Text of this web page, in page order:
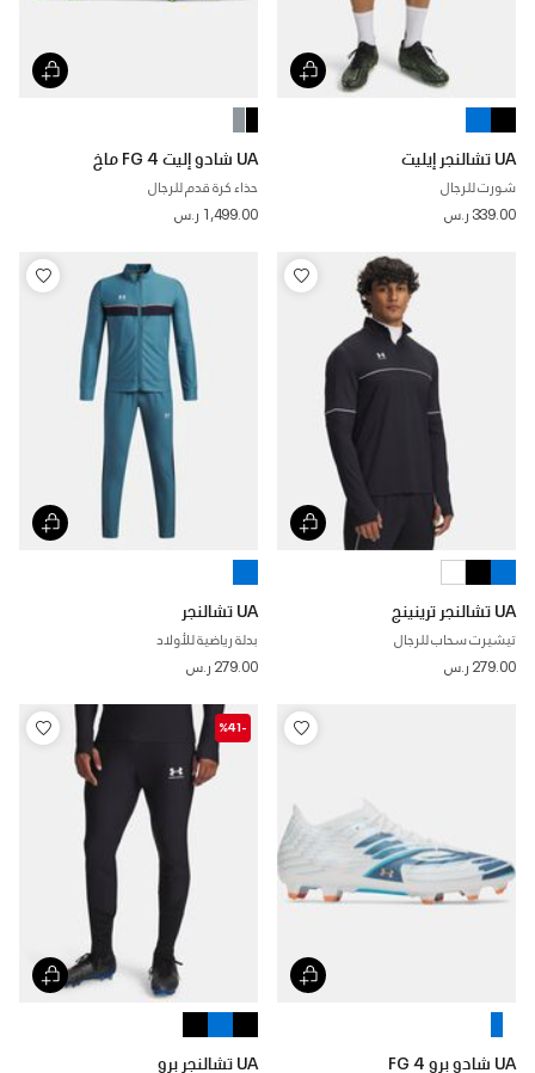
UA تشالنجر إيليت
شورت للرجال
339.00 ر.س
UA شادو إليت 4 FG ماخ
حذاء كرة قدم للرجال
1,499.00 ر.س
UA تشالنجر ترينينج
تيشيرت سحاب للرجال
279.00 ر.س
UA تشالنجر
بدلة رياضية للأولاد
279.00 ر.س
UA شادو برو 4 FG
-%41
UA تشالنجر برو